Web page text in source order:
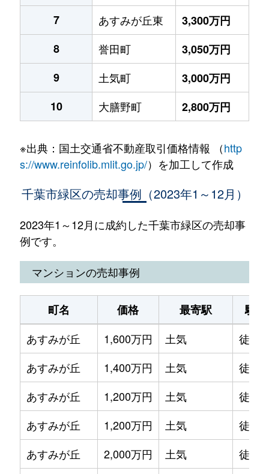
7
あすみが丘東
3,300万円
8
誉田町
3,050万円
9
土気町
3,000万円
10
大膳野町 2,800万円
※出典：国土交通省不動産取引価格情報 （http
s://www.reinfolib.mlit.go.jp/）を加工して作成
千葉市緑区の売却事例（2023年1～12月）
2023年1～12月に成約した千葉市緑区の売却事
例です。
マンションの売却事例
町名 価格 最寄駅
駅
あすみが丘
1,600万円 土気
徒歩
あすみが丘
1,400万円 土気
徒歩
あすみが丘
1,200万円 土気
徒歩
あすみが丘
1,200万円 土気
徒歩
あすみが丘
2,000万円 土気
徒歩